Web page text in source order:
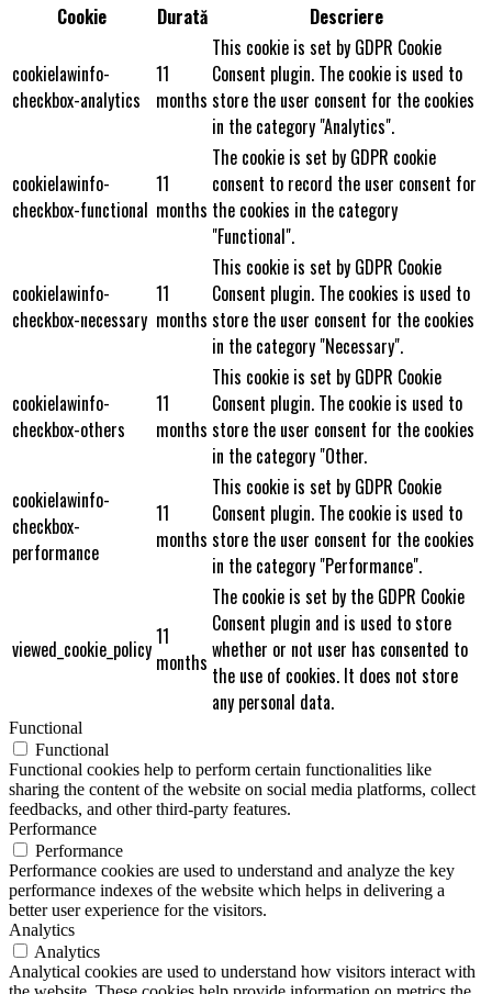
Cookie Durată Descriere
cookielawinfo-
checkbox-analytics
11
months
This cookie is set by GDPR Cookie
Consent plugin. The cookie is used to
store the user consent for the cookies
in the category "Analytics".
cookielawinfo-
checkbox-functional
11
months
The cookie is set by GDPR cookie
consent to record the user consent for
the cookies in the category
"Functional".
cookielawinfo-
checkbox-necessary
11
months
This cookie is set by GDPR Cookie
Consent plugin. The cookies is used to
store the user consent for the cookies
in the category "Necessary".
cookielawinfo-
checkbox-others
11
months
This cookie is set by GDPR Cookie
Consent plugin. The cookie is used to
store the user consent for the cookies
in the category "Other.
cookielawinfo-
checkbox-
performance
11
months
This cookie is set by GDPR Cookie
Consent plugin. The cookie is used to
store the user consent for the cookies
in the category "Performance".
viewed_cookie_policy11
months
The cookie is set by the GDPR Cookie
Consent plugin and is used to store
whether or not user has consented to
the use of cookies. It does not store
any personal data.
Functional
Functional
Functional cookies help to perform certain functionalities like
sharing the content of the website on social media platforms, collect
feedbacks, and other third-party features.
Performance
Performance
Performance cookies are used to understand and analyze the key
performance indexes of the website which helps in delivering a
better user experience for the visitors.
Analytics
Analytics
Analytical cookies are used to understand how visitors interact with